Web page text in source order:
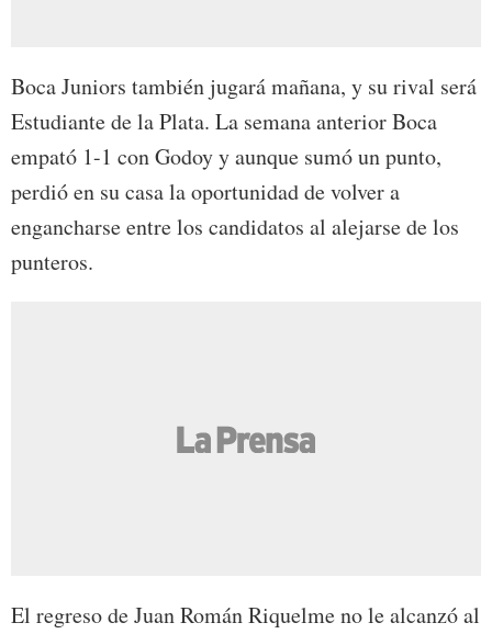
Boca Juniors también jugará mañana, y su rival será
Estudiante de la Plata. La semana anterior Boca
empató 1-1 con Godoy y aunque sumó un punto,
perdió en su casa la oportunidad de volver a
engancharse entre los candidatos al alejarse de los
punteros.
El regreso de Juan Román Riquelme no le alcanzó al